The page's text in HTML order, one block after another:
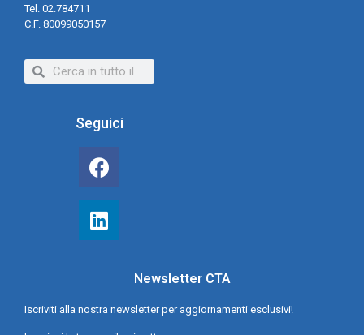
Tel. 02.784711
C.F. 80099050157
Seguici
Newsletter CTA
Iscriviti alla nostra newsletter per aggiornamenti esclusivi!